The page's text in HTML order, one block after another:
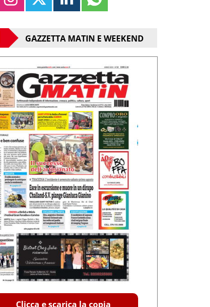
GAZZETTA MATIN E WEEKEND
Clicca e scarica la copia